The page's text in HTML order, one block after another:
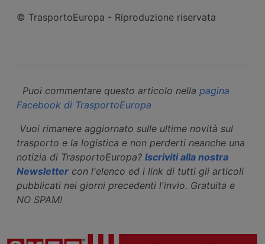
© TrasportoEuropa - Riproduzione riservata
Puoi commentare questo articolo nella pagina
Facebook di TrasportoEuropa
Vuoi rimanere aggiornato sulle ultime novità sul
trasporto e la logistica e non perderti neanche una
notizia di TrasportoEuropa? Iscriviti alla nostra
Newsletter con l'elenco ed i link di tutti gli articoli
pubblicati nei giorni precedenti l'invio. Gratuita e
NO SPAM!